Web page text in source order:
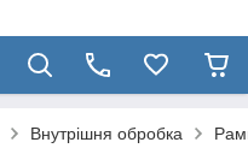
Внутрішня обробка